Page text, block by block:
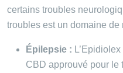
certains troubles
troubles est un domaine de
Épilepsie :
CBD approuvé pour le